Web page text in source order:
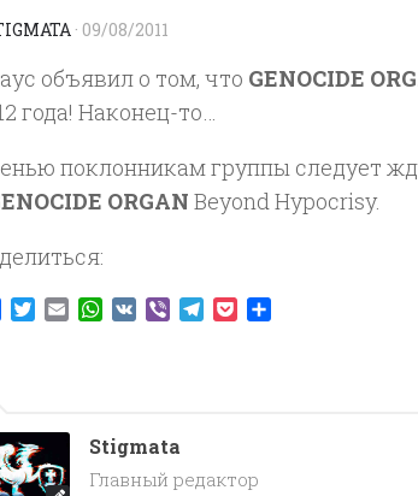
· 09/08/2011
объявил о том, что GENOCIDE
года! Наконец-то…
поклонникам группы следует
ORGAN Beyond Hypocrisy.
Facebook
TwitterEmailWhatsApp
VK ViberTelegram
Pocket
Stigmata
Главный редактор